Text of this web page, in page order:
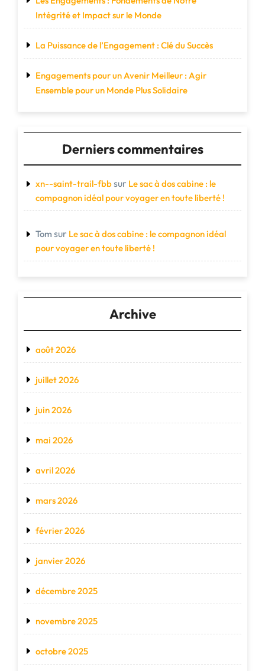
Intégrité et Impact sur le Monde
La Puissance de l’Engagement : Clé du Succès
Engagements pour un Avenir Meilleur : Agir
Ensemble pour un Monde Plus Solidaire
Derniers commentaires
xn--saint-trail-fbbsur Le sac à dos cabine : le
compagnon idéal pour voyager en toute liberté !
Tom sur Le sac à dos cabine : le compagnon idéal
pour voyager en toute liberté !
Archive
août 2026
juillet 2026
juin 2026
mai 2026
avril 2026
mars 2026
février 2026
janvier 2026
décembre 2025
novembre 2025
octobre 2025